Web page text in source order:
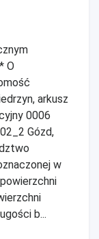
O
arkusz
0006
Gózd,
w
b...